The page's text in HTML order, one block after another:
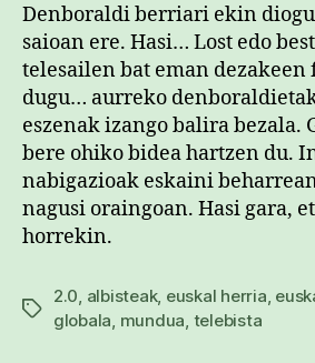
Denboraldi berriari ekin
saioan ere. Hasi… Lost edo
telesailen bat eman
dugu… aurreko
eszenak izango balira bezala.
bere ohiko bidea hartzen du.
nabigazioak eskaini
nagusi oraingoan. Hasi gara,
horrekin.
Etiketak
2.0 albisteak, euskal herria
globala mundua telebista